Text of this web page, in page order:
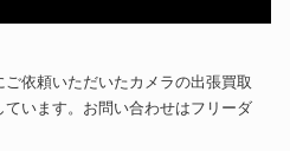
依頼いただいたカメラの出張買取
います。お問い合わせはフリーダ